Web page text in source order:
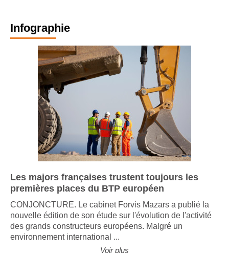
Infographie
Les majors françaises trustent toujours les
premières places du BTP européen
CONJONCTURE. Le cabinet Forvis Mazars a publié la
nouvelle édition de son étude sur l'évolution de l'activité
des grands constructeurs européens. Malgré un